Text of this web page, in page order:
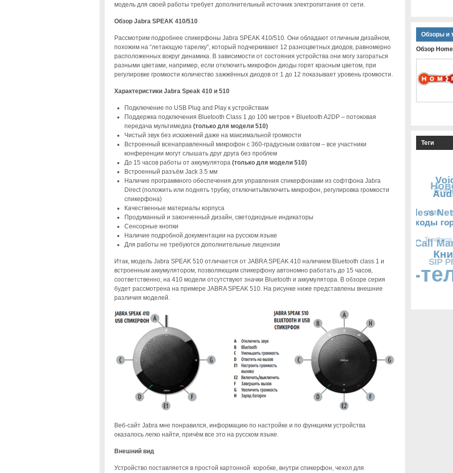
модель для своей работы требует дополнительный источник электропитания от сети.
Обзор Jabra SPEAK 410/510
Рассмотрим подробнее спикерфоны Jabra SPEAK 410/510. Они обладают отличным дизайном,
похожим на “летающую тарелку”, который подчеркивают 12 разноцветных диодов, равномерно
расположенных вокруг динамика. В зависимости от состояния устройства они могу загораться
разными цветами, например, если отключить микрофон диоды горят красным цветом, при
регулировке громкости количество зажжённых диодов от 1 до 12 показывает уровень громкости.
Характеристики Jabra Speak 410 и 510
Подключение по USB Plug and Play к устройствам
Поддержка подключения Bluetooth Class 1 до 100 метров + Bluetooth A2DP – потоковая
передача мультимедиа (только для модели 510)
Чистый звук без искажений даже на максимальной громкости
Встроенный всенаправленный микрофон с 360-градусным охватом – все участники
конференции могут слышать друг друга без проблем
До 15 часов работы от аккумулятора (только для модели 510)
Встроенный разъём Jack 3.5 мм
Наличие программного обеспечения для управления спикерфонами из софтфона Jabra
Direct (положить или поднять трубку, отключить/включить микрофон, регулировка громкости
спикерфона)
Качественные материалы корпуса
Продуманный и законченный дизайн, светодиодные индикаторы
Сенсорные кнопки
Наличие подробной документации на русском языке
Для работы не требуются дополнительные лицензии
Итак, модель Jabra SPEAK 510 отличается от JABRA SPEAK 410 наличием Bluetooth class 1 и
встроенным аккумулятором, позволяющим спикерфону автономно работать до 15 часов,
соответственно, на 410 модели отсутствуют значки Bluetooth и аккумулятора. В обзоре серия
будет рассмотрена на примере JABRA SPEAK 510. На рисунке ниже представлены внешние
различия моделей.
Веб-сайт Jabra мне понравился, информацию по настройке и по функциям устройства
оказалось легко найти, причём все это на русском языке.
Внешний вид
Устройство поставляется в простой картонной коробке, внутри спикерфон, чехол для
Обзоры и
Обзор
Теги